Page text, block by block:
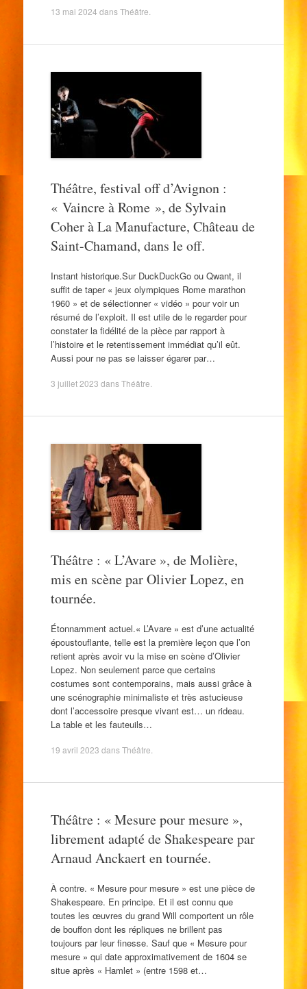
13 mai 2024 dansThéâtre
Théâtre, festival off d’Avignon :
« Vaincre à Rome », de Sylvain
Coher à La Manufacture, Château de
Saint-Chamand, dans le off.
Instant historique.Sur DuckDuckGo ou Qwant, il
suffit de taper « jeux olympiques Rome marathon
1960 » et de sélectionner « vidéo » pour voir un
résumé de l’exploit. Il est utile de le regarder pour
constater la fidélité de la pièce par rapport à
l’histoire et le retentissement immédiat qu’il eût.
Aussi pour ne pas se laisser égarer par…
3 juillet 2023 dansThéâtre
Théâtre : « L’Avare », de Molière,
mis en scène par Olivier Lopez, en
tournée.
Étonnamment actuel.« L’Avare » est d’une actualité
époustouflante, telle est la première leçon que l’on
retient après avoir vu la mise en scène d’Olivier
Lopez. Non seulement parce que certains
costumes sont contemporains, mais aussi grâce à
une scénographie minimaliste et très astucieuse
dont l’accessoire presque vivant est… un rideau.
La table et les fauteuils…
19 avril 2023 dansThéâtre
Théâtre : « Mesure pour mesure »,
librement adapté de Shakespeare par
Arnaud Anckaert en tournée.
À contre. « Mesure pour mesure » est une pièce de
Shakespeare. En principe. Et il est connu que
toutes les œuvres du grand Will comportent un rôle
de bouffon dont les répliques ne brillent pas
toujours par leur finesse. Sauf que « Mesure pour
mesure » qui date approximativement de 1604 se
situe après « Hamlet » (entre 1598 et…